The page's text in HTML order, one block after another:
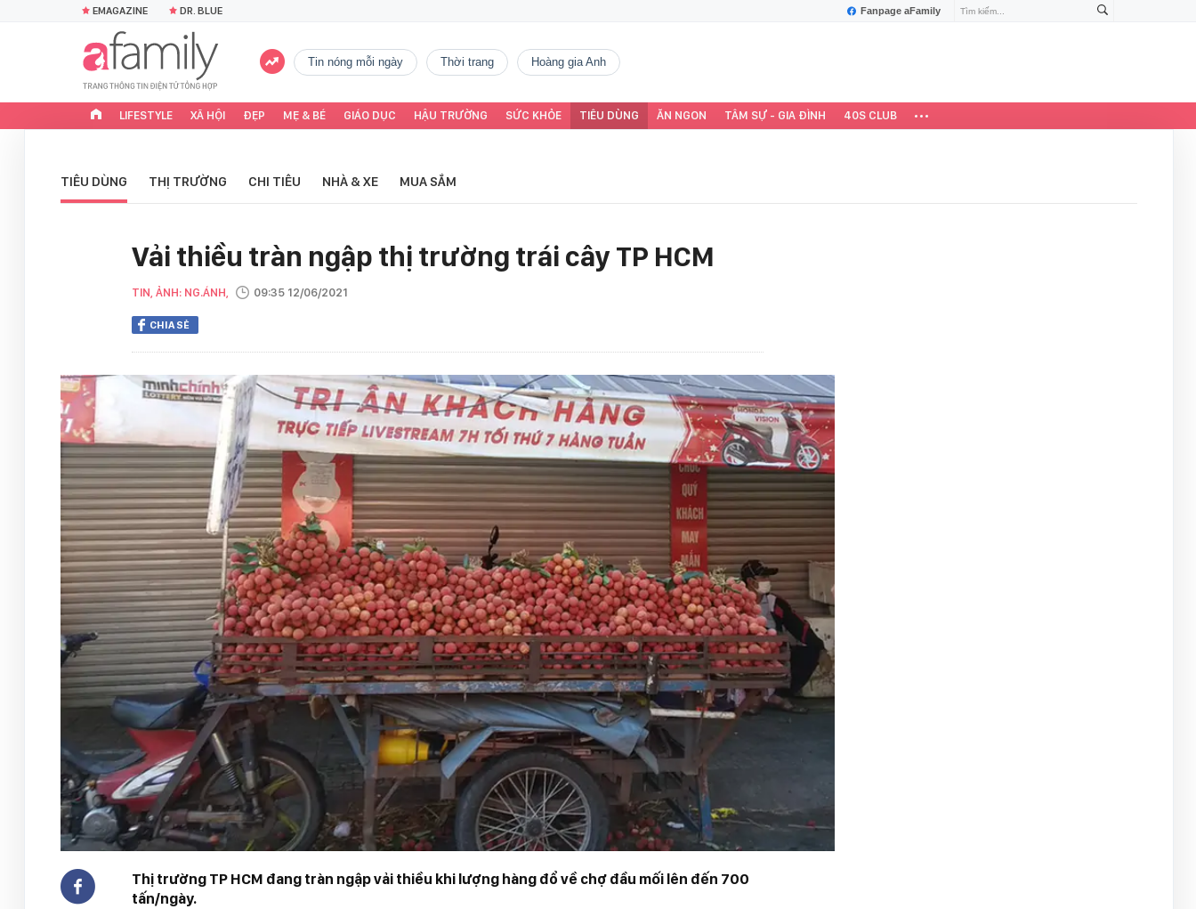
Fanpage aFamily
EMAGAZINE DR. BLUE
tin nóng mỗi ngày thời trang Hoàng gia Anh
LIFESTYLE XÃ HỘI ĐẸP MẸ & BÉ GIÁO DỤC HẬU TRƯỜNG SỨC KHỎE TIÊU DÙNG ĂN NGON TÂM SỰ - GIA ĐÌNH 40S CLUB
TIÊU DÙNG THỊ TRƯỜNG CHI TIÊU NHÀ & XE MUA SẮM
Vải thiều tràn ngập thị trường trái cây TP HCM
TIN, ẢNH: NG.ÁNH, 09:35 12/06/2021
CHIA SẺ
Thị trường TP HCM đang tràn ngập vải thiều khi lượng hàng đổ về chợ đầu mối lên đến 700
tấn/ngày.